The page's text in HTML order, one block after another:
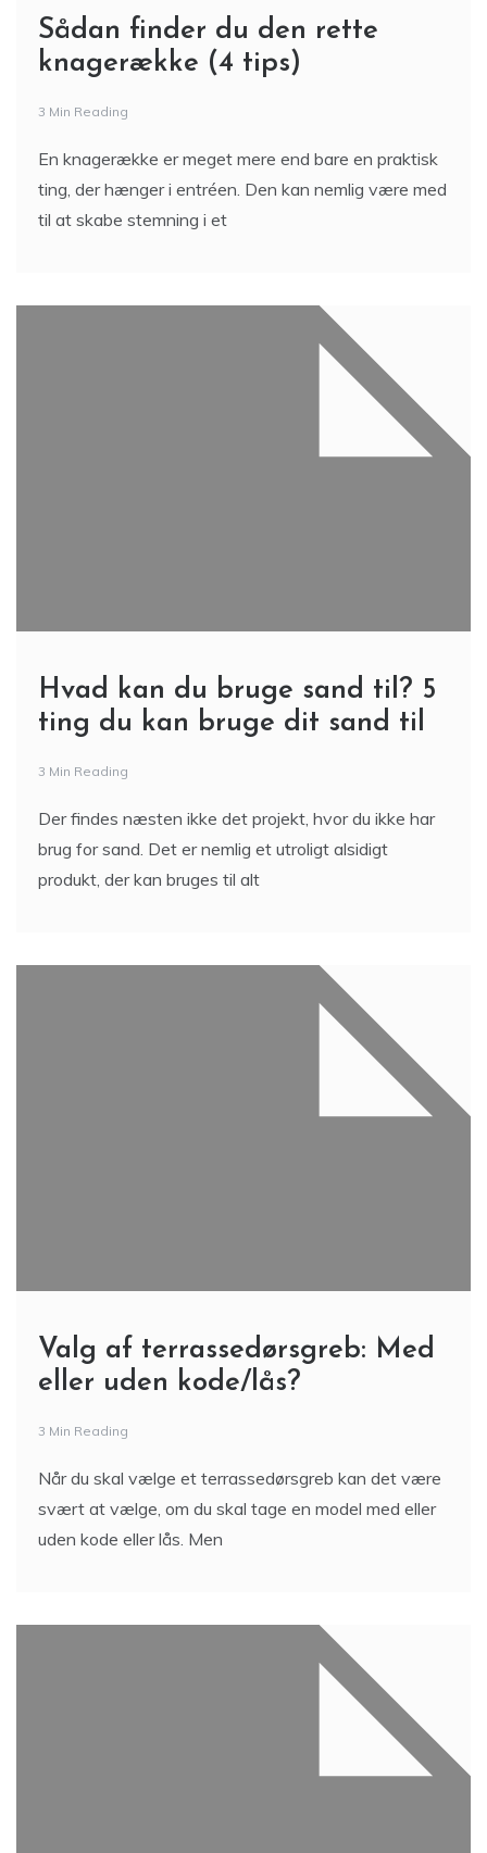
Sådan finder du den rette
knagerække (4 tips)
3 Min Reading
En knagerække er meget mere end bare en praktisk
ting, der hænger i entréen. Den kan nemlig være med
til at skabe stemning i et
Hvad kan du bruge sand til? 5
ting du kan bruge dit sand til
3 Min Reading
Der findes næsten ikke det projekt, hvor du ikke har
brug for sand. Det er nemlig et utroligt alsidigt
produkt, der kan bruges til alt
Valg af terrassedørsgreb: Med
eller uden kode/lås?
3 Min Reading
Når du skal vælge et terrassedørsgreb kan det være
svært at vælge, om du skal tage en model med eller
uden kode eller lås. Men